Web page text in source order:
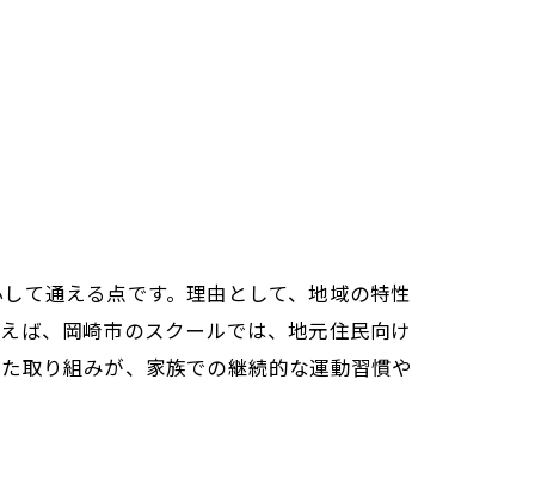
て通える点です。理由として、地域の特性
ば、岡崎市のスクールでは、地元住民向け
取り組みが、家族での継続的な運動習慣や